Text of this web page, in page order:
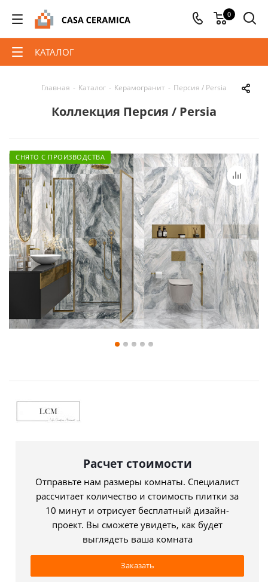
0
КАТАЛОГ
Главная - Каталог - Керамогранит - Персия / Persia
Коллекция Персия / Persia
СНЯТО С ПРОИЗВОДСТВА
Расчет стоимости
Отправьте нам размеры комнаты. Специалист
рассчитает количество и стоимость плитки за
10 минут и отрисует бесплатный дизайн-
проект. Вы сможете увидеть, как будет
выглядеть ваша комната
Заказать